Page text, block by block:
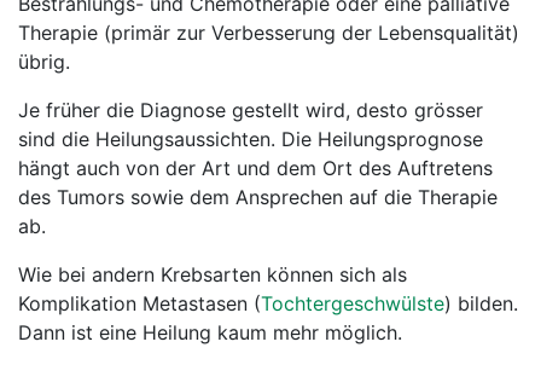
Therapie (primär zur Verbesserung der Lebensqualität)
übrig.
Je früher die Diagnose gestellt wird, desto grösser
sind die Heilungsaussichten. Die Heilungsprognose
hängt auch von der Art und dem Ort des Auftretens
des Tumors sowie dem Ansprechen auf die Therapie
ab.
Wie bei andern Krebsarten können sich als
Komplikation Metastasen (Tochtergeschwülste) bilden.
Dann ist eine Heilung kaum mehr möglich.